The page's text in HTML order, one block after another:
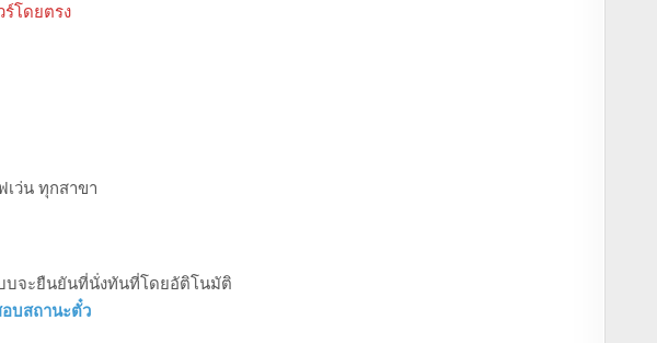
โดยตรง
เว่น ทุกสาขา
บบจะยืนยันที่นั่งทันที่โดยอัติโนมัติ
บสถานะตั๋ว